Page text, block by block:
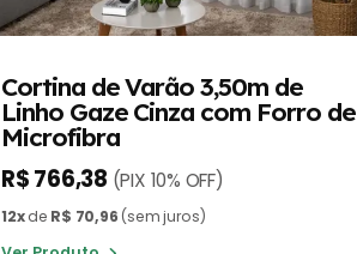
Cortina de Varão 3,50m de
Linho Gaze Cinza com Forro de
Microfibra
R$ 766,38 (PIX 10% OFF)
12xde R$ 70,96 (sem juros)